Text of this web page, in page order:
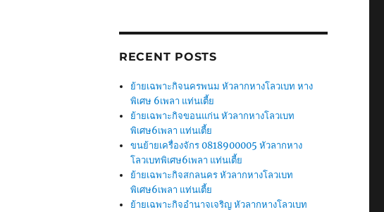
RECENT POSTS
ย้ายเฉพาะกิจนครพนม หัวลากหางโลวเบท หาง
พิเศษ 6เพลา แท่นเตี้ย
ย้ายเฉพาะกิจขอนแก่น หัวลากหางโลวเบท
พิเศษ6เพลา แท่นเตี้ย
ขนย้ายเครื่องจักร 0818900005 หัวลากหาง
โลวเบทพิเศษ6เพลา แท่นเตี้ย
ย้ายเฉพาะกิจสกลนคร หัวลากหางโลวเบท
พิเศษ6เพลา แท่นเตี้ย
ย้ายเฉพาะกิจอำนาจเจริญ หัวลากหางโลวเบท